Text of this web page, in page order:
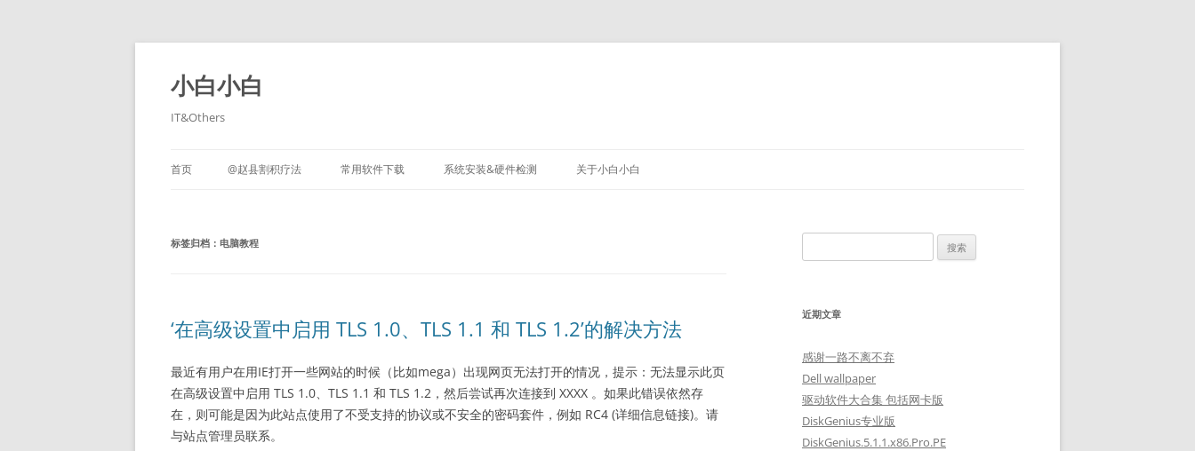
跳
正
文
小白小白
IT&Others
首页 @赵县割积疗法 常用软件下载 系统安装&硬件检测 关于小白小白
标签归档： 电脑教程
‘在高级设置中启用 TLS 1.0、TLS 1.1 和 TLS 1.2’的解决方法
最近有用户在用IE打开一些网站的时候（比如mega）出现网页无法打开的情况，提示：无法显示此页
在高级设置中启用 TLS 1.0、TLS 1.1 和 TLS 1.2，然后尝试再次连接到 XXXX 。如果此错误依然存
在，则可能是因为此站点使用了不受支持的协议或不安全的密码套件，例如 RC4 (详细信息链接)。请
与站点管理员联系。
索：
近期文章
感谢一路不离不弃
Dell wallpaper
驱动软件大合集 包括网卡版
DiskGenius专业版
DiskGenius.5.1.1.x86.Pro.PE